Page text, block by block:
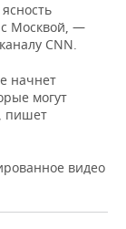
с Москвой, —
CNN.
начнет
могут
пишет
видео